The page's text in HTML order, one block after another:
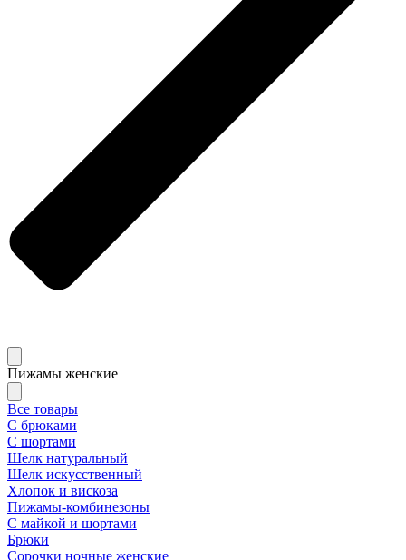
Пижамы женские
Все товары
С брюками
С шортами
Шелк натуральный
Шелк искусственный
Хлопок и вискоза
Пижамы-комбинезоны
С майкой и шортами
Брюки
Сорочки ночные женские